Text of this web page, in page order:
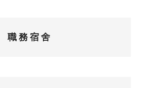
職務宿舍